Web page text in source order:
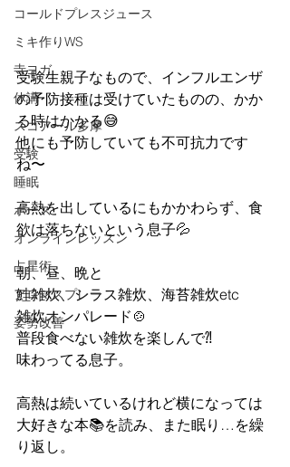
コールドプレスジュース
ミキ作りWS
寺ヨガ
休講
スコアール多摩
受験
睡眠
ポーズ
オンラインレッスン
占星術
アロマスプレー
姿勢改善
受験生親子なもので、インフルエンザ
の予防接種は受けていたものの、かか
る時はかかる😅
他にも予防していても不可抗力です
ね〜
高熱を出しているにもかかわらず、食
欲は落ちないという息子💦
朝、昼、晩と
鮭雑炊、シラス雑炊、海苔雑炊etc
雑炊オンパレード🍲
普段食べない雑炊を楽しんで⁈
味わってる息子。
高熱は続いているけれど横になっては
大好きな本📚を読み、また眠り…を繰
り返し。